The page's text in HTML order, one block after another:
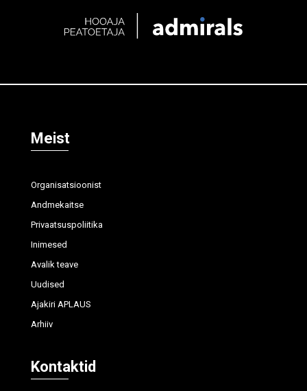
Meist
Organisatsioonist
Andmekaitse
Privaatsuspoliitika
Inimesed
Avalik teave
Uudised
Ajakiri APLAUS
Arhiiv
Kontaktid